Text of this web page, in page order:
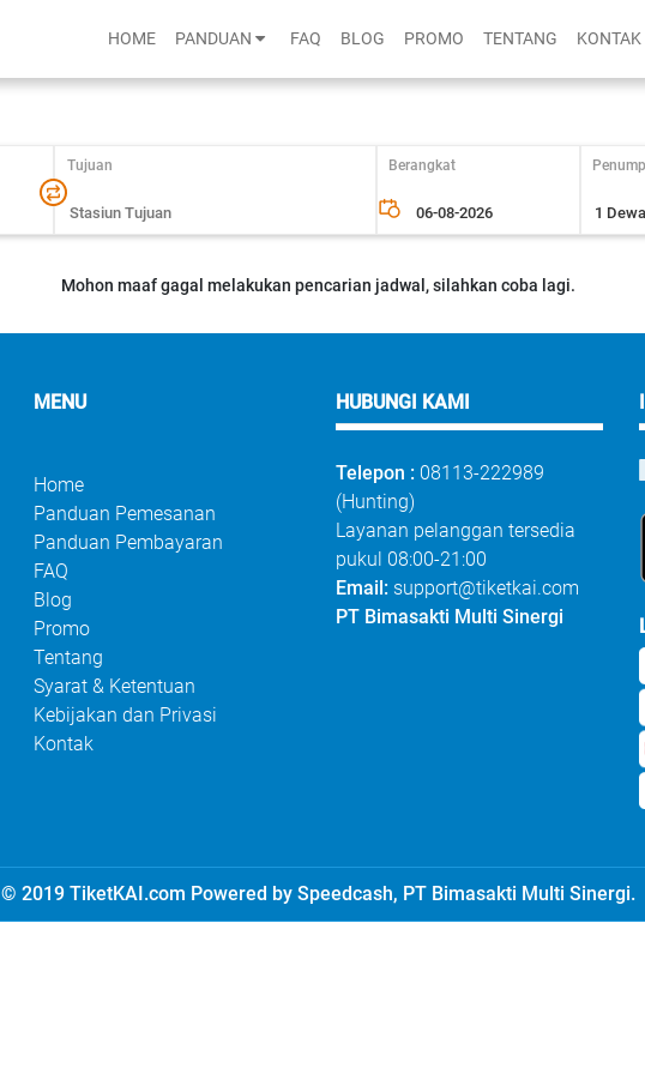
HOME PANDUAN FAQ BLOG PROMO TENTANG KONTAK
Tujuan Berangkat
Mohon maaf gagal melakukan pencarian jadwal, silahkan coba lagi.
MENU
Home
Panduan Pemesanan
Panduan Pembayaran
FAQ
Blog
Promo
Tentang
Syarat & Ketentuan
Kebijakan dan Privasi
Kontak
HUBUNGI KAMI
Telepon : 08113-222989
(Hunting)
Layanan pelanggan tersedia
pukul 08:00-21:00
Email: support@tiketkai.com
PT Bimasakti Multi Sinergi
© 2019 TiketKAI.com Powered by Speedcash, PT Bimasakti Multi Sinergi.